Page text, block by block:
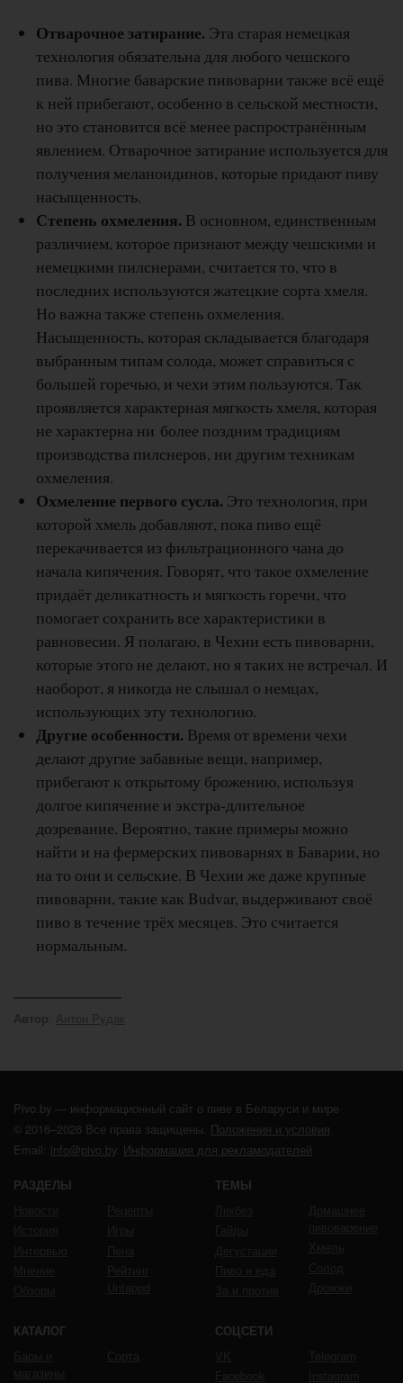
Отварочное затирание. Эта старая немецкая
технология обязательна для любого чешского
пива. Многие баварские пивоварни также всё ещё
к ней прибегают, особенно в сельской местности,
но это становится всё менее распространённым
явлением. Отварочное затирание используется для
получения меланоидинов, которые придают пиву
насыщенность.
Степень охмеления. В основном, единственным
различием, которое признают между чешскими и
немецкими пилснерами, считается то, что в
последних используются жатецкие сорта хмеля.
Но важна также степень охмеления.
Насыщенность, которая складывается благодаря
выбранным типам солода, может справиться с
большей горечью, и чехи этим пользуются. Так
проявляется характерная мягкость хмеля, которая
не характерна ни более поздним традициям
производства пилснеров, ни другим техникам
охмеления.
Охмеление первого сусла. Это технология, при
которой хмель добавляют, пока пиво ещё
перекачивается из фильтрационного чана до
начала кипячения. Говорят, что такое охмеление
придаёт деликатность и мягкость горечи, что
помогает сохранить все характеристики в
равновесии. Я полагаю, в Чехии есть пивоварни,
которые этого не делают, но я таких не встречал. И
наоборот, я никогда не слышал о немцах,
использующих эту технологию.
Другие особенности. Время от времени чехи
делают другие забавные вещи, например,
прибегают к открытому брожению, используя
долгое кипячение и экстра-длительное
дозревание. Вероятно, такие примеры можно
найти и на фермерских пивоварнях в Баварии, но
на то они и сельские. В Чехии же даже крупные
пивоварни, такие как Budvar, выдерживают своё
пиво в течение трёх месяцев. Это считается
нормальным.
Автор Антон Рудак
Pivo.by — информационный сайт о пиве в Беларуси и мире
© 2016–2026 Все права защищены. Положения и условия
Email: info@pivo.by. Информация для рекламодателей
РАЗДЕЛЫ ТЕМЫ
КАТАЛОГ СОЦСЕТИ